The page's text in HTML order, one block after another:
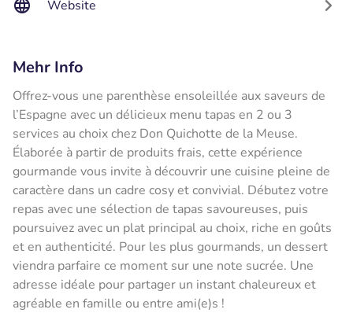
Website
Mehr Info
Offrez-vous une parenthèse ensoleillée aux saveurs de
l’Espagne avec un délicieux menu tapas en 2 ou 3
services au choix chez Don Quichotte de la Meuse.
Élaborée à partir de produits frais, cette expérience
gourmande vous invite à découvrir une cuisine pleine de
caractère dans un cadre cosy et convivial. Débutez votre
repas avec une sélection de tapas savoureuses, puis
poursuivez avec un plat principal au choix, riche en goûts
et en authenticité. Pour les plus gourmands, un dessert
viendra parfaire ce moment sur une note sucrée. Une
adresse idéale pour partager un instant chaleureux et
agréable en famille ou entre ami(e)s !